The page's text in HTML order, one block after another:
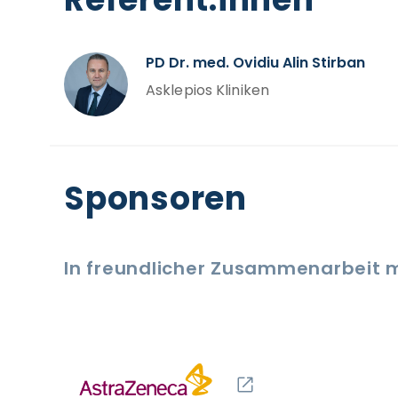
PD Dr. med. Ovidiu Alin Stirban
Asklepios Kliniken
Sponsoren
In freundlicher Zusammenarbeit